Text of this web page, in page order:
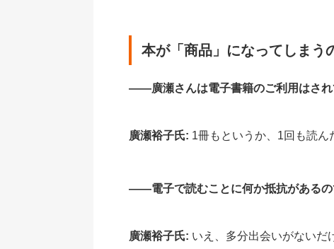
本が「商品」になってしまう
――廣瀬さんは電子書籍のご利用はされ
廣瀬裕子氏: 1冊もというか、1回も読ん
――電子で読むことに何か抵抗があるの
廣瀬裕子氏: いえ、多分出会いがないだ